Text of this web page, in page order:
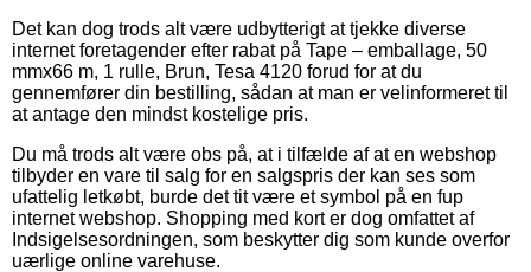
Det kan dog trods alt være udbytterigt at tjekke diverse
internet foretagender efter rabat på Tape – emballage, 50
mmx66 m, 1 rulle, Brun, Tesa 4120 forud for at du
gennemfører din bestilling, sådan at man er velinformeret til
at antage den mindst kostelige pris.
Du må trods alt være obs på, at i tilfælde af at en webshop
tilbyder en vare til salg for en salgspris der kan ses som
ufattelig letkøbt, burde det tit være et symbol på en fup
internet webshop. Shopping med kort er dog omfattet af
Indsigelsesordningen, som beskytter dig som kunde overfor
uærlige online varehuse.